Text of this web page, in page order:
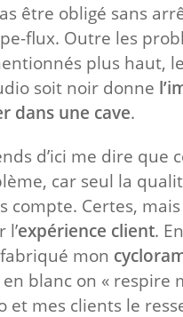
être obligé sans
flux. Outre les
plus haut,
soit noir donne
dans une cave.
d’ici me dire que
car seul la
compte. Certes, mais
l’expérience client.
fabriqué mon
blanc on « respire
et mes clients le